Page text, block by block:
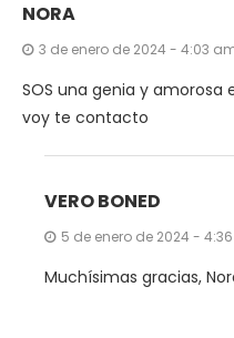
NORA
3 de enero de 2024 - 4:03
SOS una genia y amorosa
voy te contacto
VERO BONED
5 de enero de 2024 -
Muchísimas gracias,